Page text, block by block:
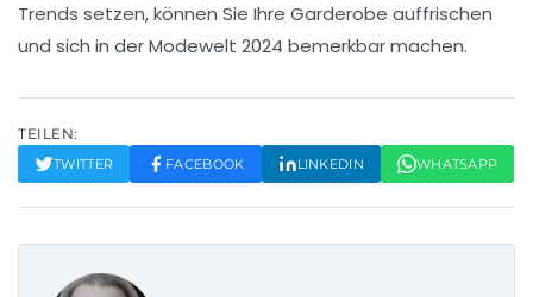
Trends setzen, können Sie Ihre Garderobe auffrischen
und sich in der Modewelt 2024 bemerkbar machen.
TEILEN:
TWITTER FACEBOOK LINKEDIN WHATSAPP